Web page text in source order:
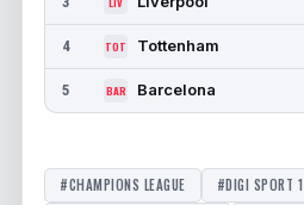
4 TOT Tottenham
5 BAR Barcelona
#CHAMPIONS LEAGUE #DIGI SPORT 1